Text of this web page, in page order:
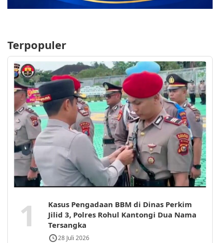
Terpopuler
1
Kasus Pengadaan BBM di Dinas Perkim
Jilid 3, Polres Rohul Kantongi Dua Nama
Tersangka
28 Juli 2026